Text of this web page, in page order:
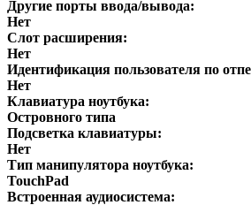
Другие порты ввода/вывода:
Нет
Слот расширения:
Нет
Идентификация пользователя по
Нет
Клавиатура ноутбука:
Островного типа
Подсветка клавиатуры:
Нет
Тип манипулятора ноутбука:
TouchPad
Встроенная аудиосистема: